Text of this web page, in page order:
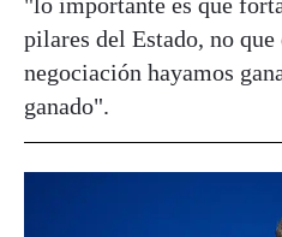
pilares del Estado, no que
negociación hayamos
ganado".